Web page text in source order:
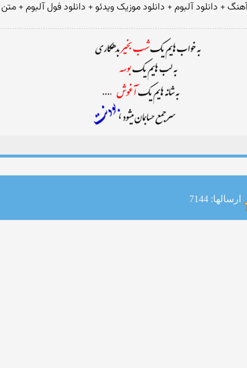
+ دانلود آلبوم + دانلود موزیک ویدئو + دانلود فول آلبوم +
ارسالها: 7144